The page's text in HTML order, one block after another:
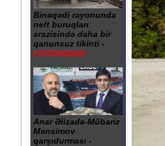
Binəqədi rayonunda
neft buruqları
ərazisində daha bir
qanunsuz tikinti -
FOTO/VİDEO
Anar Əlizadə-Mübariz
Mənsimov
qarşıdurması -